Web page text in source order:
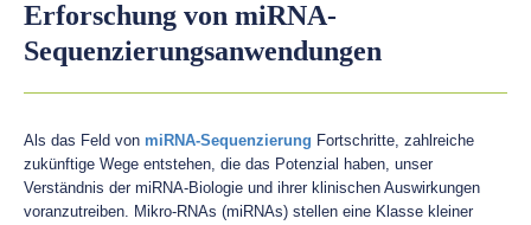
Erforschung von miRNA-
Sequenzierungsanwendungen
Als das Feld von miRNA-Sequenzierung Fortschritte, zahlreiche
zukünftige Wege entstehen, die das Potenzial haben, unser
Verständnis der miRNA-Biologie und ihrer klinischen Auswirkungen
voranzutreiben. Mikro-RNAs (miRNAs) stellen eine Klasse kleiner